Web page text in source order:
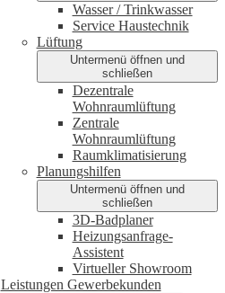
Wasser / Trinkwasser
Service Haustechnik
Lüftung
Untermenü öffnen und
schließen
Dezentrale
Wohnraumlüftung
Zentrale
Wohnraumlüftung
Raumklimatisierung
Planungshilfen
Untermenü öffnen und
schließen
3D-Badplaner
Heizungsanfrage-
Assistent
Virtueller Showroom
Leistungen Gewerbekunden